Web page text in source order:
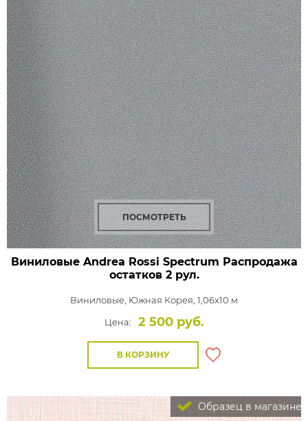
ПОСМОТРЕТЬ
Виниловые Andrea Rossi Spectrum Распродажа
остатков 2 рул.
Виниловые, Южная Корея, 1,06x10 м
Цена:
2 500 руб.
В КОРЗИНУ
Образец в магазине